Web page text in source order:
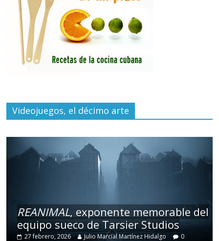
Videojuegos, el décimo arte
REANIMAL, exponente memorable del
equipo sueco de Tarsier Studios
27 febrero, 2026 Julio Marcial Martínez Hidalgo 0